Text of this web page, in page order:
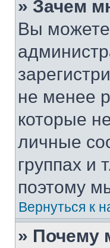
» Зачем
Вы можете
не менее
которые
личные
группах и
поэтому
Вернуться к
» Почему